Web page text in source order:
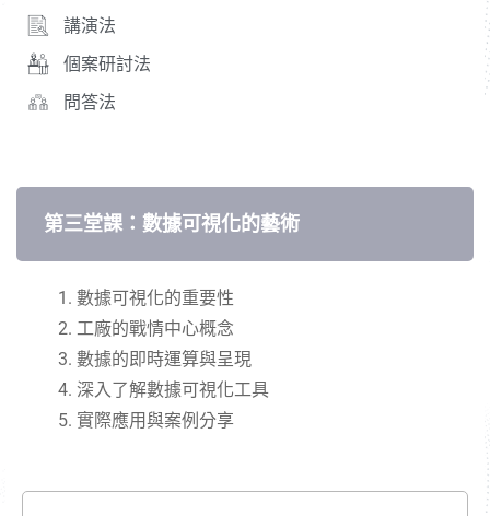
講演法
個案研討法
問答法
第三堂課：數據可視化的藝術
數據可視化的重要性
工廠的戰情中心概念
數據的即時運算與呈現
深入了解數據可視化工具
實際應用與案例分享